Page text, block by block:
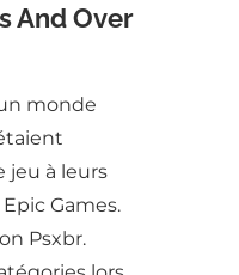
And Over
monde
jeu à leurs
Games.
Psxbr.